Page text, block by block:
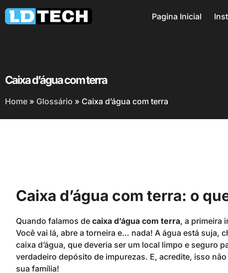
Pagina Inicial
Caixa d’água com terra
Home » Glossário » Caixa d’água com terra
Caixa d’água com terra: o
Quando falamos de caixa d’água com terra, a primeira
Você vai lá, abre a torneira e… nada! A água está suja,
caixa d’água, que deveria ser um local limpo e seguro
verdadeiro depósito de impurezas. E, acredite, isso
sua família!